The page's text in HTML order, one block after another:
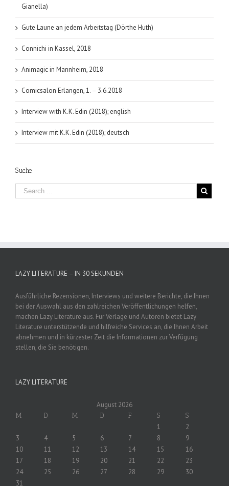
Gianella)
Gute Laune an jedem Arbeitstag (Dörthe Huth)
Connichi in Kassel, 2018
Animagic in Mannheim, 2018
Comicsalon Erlangen, 1. – 3.6.2018
Interview with K.K. Edin (2018); english
Interview mit K.K. Edin (2018); deutsch
Suche
LAZY LITERATURE – IN 30 SEKUNDEN
Ausführliche Rezensionen, Interviews und weitere Berichte, die Ihnen
bei der Auswahl aus den zahlreichen Veröffentlichungen helfen,
machen Lazy Literature aus. Für Verlage und Autoren bietet Lazy
Literature unterstützende und hilfreiche Services an, die Ihnen Arbeit
abnehmen und in kürzester Zeit die Informationen zur Verfügung
stellen, die Sie benötigen.
LAZY LITERATURE
August 2026
M D M D F S S
1
2
3
4 5 6 7 8
9
10
11 12 13 14 15
16
17
18 19 20 21 22
23
24
25 26 27 28 29
30
31